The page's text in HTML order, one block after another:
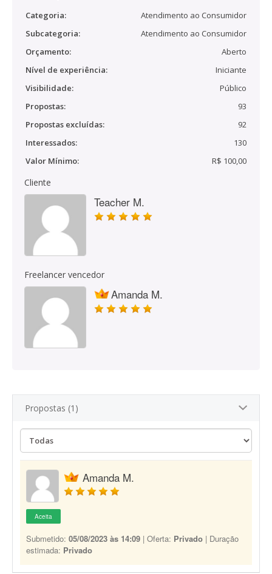
Categoria:
Atendimento ao Consumidor
Subcategoria:
Atendimento ao Consumidor
Orçamento:
Aberto
Nível de experiência:
Iniciante
Visibilidade:
Público
Propostas:
93
Propostas excluídas:
92
Interessados:
130
Valor Mínimo:
R$ 100,00
Cliente
Teacher M.
Freelancer vencedor
Amanda M.
Propostas (1)
Amanda M.
Aceita
Submetido: 05/08/2023 às 14:09 | Oferta: Privado | Duração
estimada: Privado